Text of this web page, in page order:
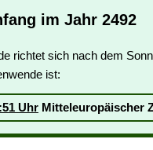
im Jahr 2492
richtet sich nach dem
ist:
Uhr Mitteleuropäischer